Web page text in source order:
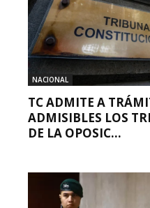
NACIONAL
TC ADMITE A
ADMISIBLES LOS
DE LA OPOSIC...